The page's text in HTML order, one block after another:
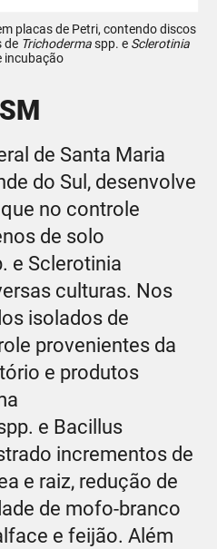
placas de Petri, contendo discos
de Trichodermaspp. e Sclerotinia
incubação
de Santa Maria
do Sul, desenvolve
no controle
de solo
e Sclerotinia
culturas. Nos
isolados de
provenientes da
e produtos
e Bacillus
incrementos de
e raiz, redução de
de mofo-branco
e feijão. Além